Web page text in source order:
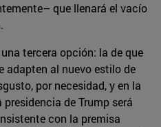
que llenará el vacío
tercera opción: la de que
adapten al nuevo estilo de
por necesidad, y en la
de Trump será
con la premisa